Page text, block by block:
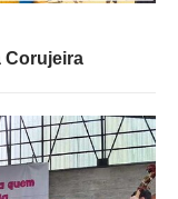
Corujeira